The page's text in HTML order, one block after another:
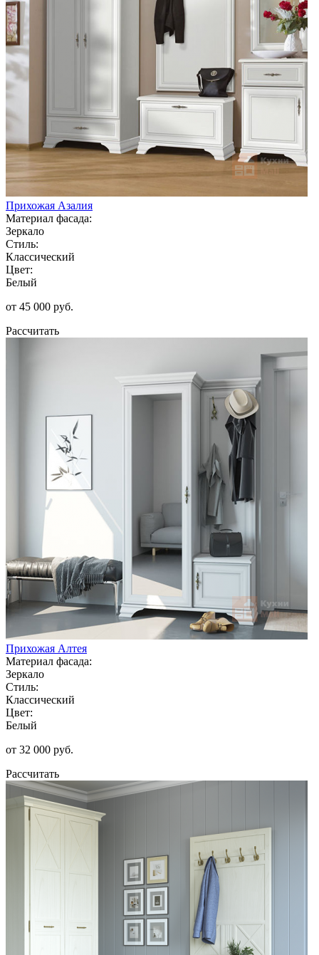
Прихожая Азалия
Материал фасада:
Зеркало
Стиль:
Классический
Цвет:
Белый
от 45 000 руб.
Рассчитать
Прихожая Алтея
Материал фасада:
Зеркало
Стиль:
Классический
Цвет:
Белый
от 32 000 руб.
Рассчитать